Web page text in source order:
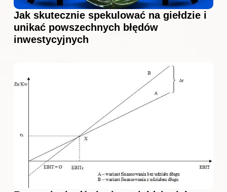
Jak skutecznie spekulować na giełdzie i
unikać powszechnych błędów
inwestycyjnych